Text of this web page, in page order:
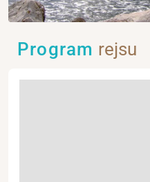
Program rejsu